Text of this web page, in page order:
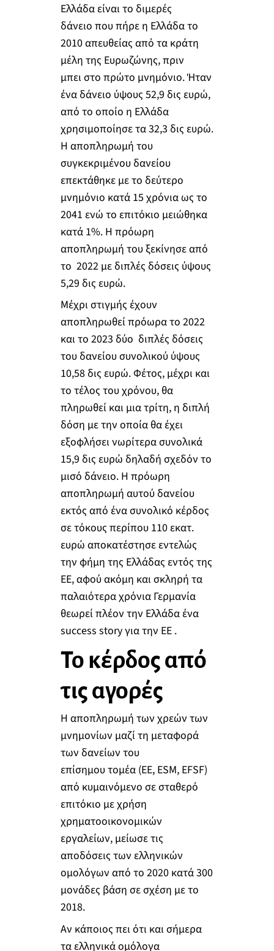
Ελλάδα είναι το διμερές
δάνειο που πήρε η Ελλάδα το
2010 απευθείας από τα κράτη
μέλη της Ευρωζώνης, πριν
μπει στο πρώτο μνημόνιο. Ήταν
ένα δάνειο ύψους 52,9 δις ευρώ,
από το οποίο η Ελλάδα
χρησιμοποίησε τα 32,3 δις ευρώ.
Η αποπληρωμή του
συγκεκριμένου δανείου
επεκτάθηκε με το δεύτερο
μνημόνιο κατά 15 χρόνια ως το
2041 ενώ το επιτόκιο μειώθηκα
κατά 1%. Η πρόωρη
αποπληρωμή του ξεκίνησε από
το 2022 με διπλές δόσεις ύψους
5,29 δις ευρώ.
Μέχρι στιγμής έχουν
αποπληρωθεί πρόωρα το 2022
και το 2023 δύο διπλές δόσεις
του δανείου συνολικού ύψους
10,58 δις ευρώ. Φέτος, μέχρι και
το τέλος του χρόνου, θα
πληρωθεί και μια τρίτη, η διπλή
δόση με την οποία θα έχει
εξοφλήσει νωρίτερα συνολικά
15,9 δις ευρώ δηλαδή σχεδόν το
μισό δάνειο. Η πρόωρη
αποπληρωμή αυτού δανείου
εκτός από ένα συνολικό κέρδος
σε τόκους περίπου 110 εκατ.
ευρώ αποκατέστησε εντελώς
την φήμη της Ελλάδας εντός της
ΕΕ, αφού ακόμη και σκληρή τα
παλαιότερα χρόνια Γερμανία
θεωρεί πλέον την Ελλάδα ένα
success story για την ΕΕ .
Το κέρδος από
τις αγορές
Η αποπληρωμή των χρεών των
μνημονίων μαζί τη μεταφορά
των δανείων του
επίσημου τομέα (ΕΕ, ESM, EFSF)
από κυμαινόμενο σε σταθερό
επιτόκιο με χρήση
χρηματοοικονομικών
εργαλείων, μείωσε τις
αποδόσεις των ελληνικών
ομολόγων από το 2020 κατά 300
μονάδες βάση σε σχέση με το
2018.
Αν κάποιος πει ότι και σήμερα
τα ελληνικά ομόλογα